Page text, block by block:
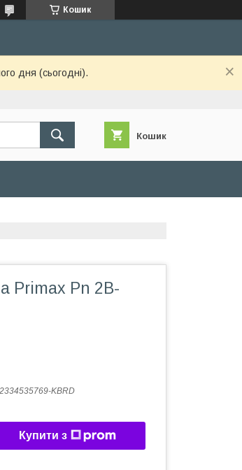
Кошик
дня (сьогодні).
Кошик
Primax Pn 2B-
2334535769-KBRD
Купити з